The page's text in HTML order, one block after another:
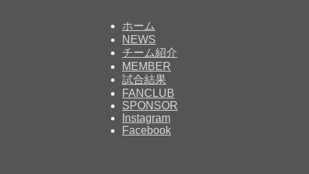
ホーム
NEWS
チーム紹介
MEMBER
試合結果
FANCLUB
SPONSOR
Instagram
Facebook